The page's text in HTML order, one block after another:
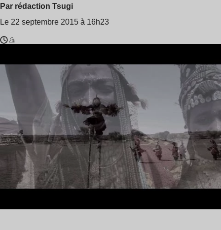
Par rédaction Tsugi
Le 22 septembre 2015 à 16h23
lecture